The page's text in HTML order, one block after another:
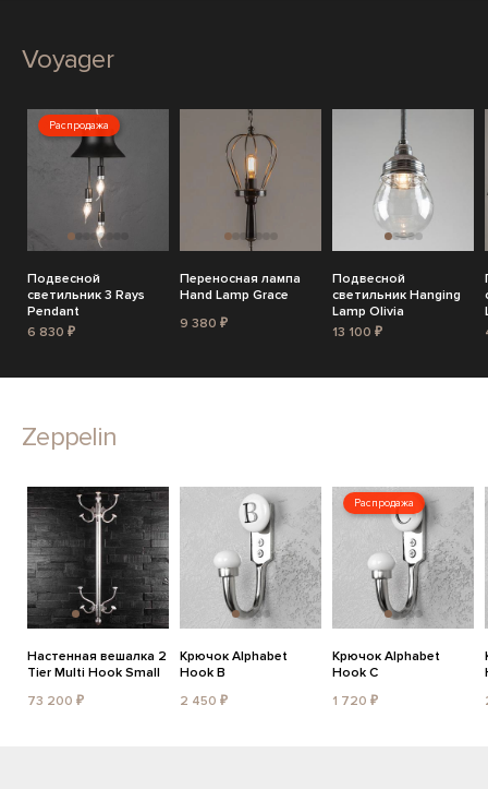
Voyager
Распродажа
Подвесной
светильник 3 Rays
Pendant
6 830 ₽
Переносная лампа
Hand Lamp Grace
9 380 ₽
Подвесной
светильник Hanging
Lamp Olivia
13 100 ₽
Zeppelin
Настенная вешалка 2
Tier Multi Hook Small
73 200 ₽
Крючок Alphabet
Hook B
2 450 ₽
Распродажа
Крючок Alphabet
Hook C
1 720 ₽